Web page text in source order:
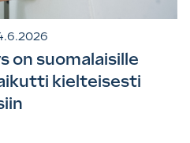
on suomalaisille
kielteisesti